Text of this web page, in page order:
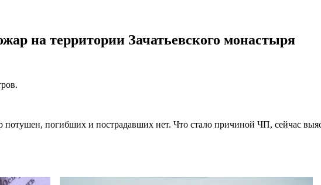
на территории Зачатьевского монастыря
погибших и пострадавших нет. Что стало причиной ЧП, сейчас